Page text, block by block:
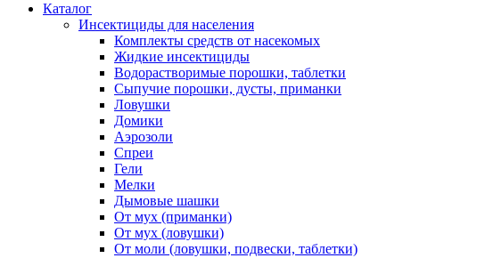
Каталог
Инсектициды для населения
Комплекты средств от насекомых
Жидкие инсектициды
Водорастворимые порошки, таблетки
Сыпучие порошки, дусты, приманки
Ловушки
Домики
Аэрозоли
Спреи
Гели
Мелки
Дымовые шашки
От мух (приманки)
От мух (ловушки)
От моли (ловушки, подвески, таблетки)